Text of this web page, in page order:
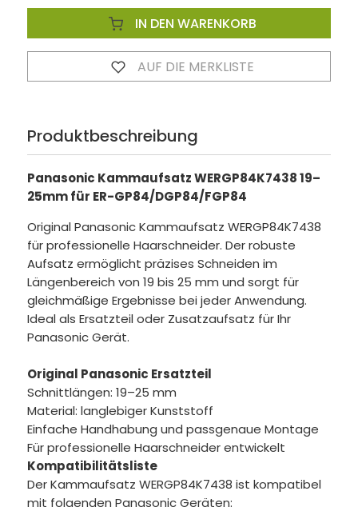
IN DEN WARENKORB
AUF DIE MERKLISTE
Produktbeschreibung
Panasonic Kammaufsatz WERGP84K7438 19–
25mm für ER-GP84/DGP84/FGP84
Original Panasonic Kammaufsatz WERGP84K7438
für professionelle Haarschneider. Der robuste
Aufsatz ermöglicht präzises Schneiden im
Längenbereich von 19 bis 25 mm und sorgt für
gleichmäßige Ergebnisse bei jeder Anwendung.
Ideal als Ersatzteil oder Zusatzaufsatz für Ihr
Panasonic Gerät.
Original Panasonic Ersatzteil
Schnittlängen: 19–25 mm
Material: langlebiger Kunststoff
Einfache Handhabung und passgenaue Montage
Für professionelle Haarschneider entwickelt
Kompatibilitätsliste
Der Kammaufsatz WERGP84K7438 ist kompatibel
mit folgenden Panasonic Geräten: